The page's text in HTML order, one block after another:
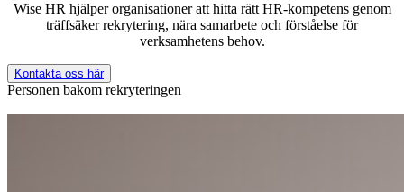
Wise HR hjälper organisationer att hitta rätt HR-kompetens genom
träffsäker rekrytering, nära samarbete och förståelse för
verksamhetens behov.
Kontakta oss här
Personen bakom rekryteringen